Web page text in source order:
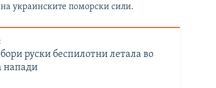
украинските поморски сили.
руски беспилотни летала во
напади